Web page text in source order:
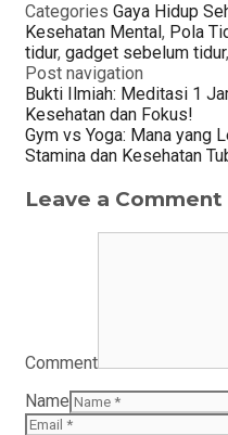
Categories Gaya Hidup
Kesehatan Mental , Pola
tidur, gadget sebelum tidur,
Post navigation
Bukti Ilmiah: Meditasi 1
Kesehatan dan Fokus!
Gym vs Yoga: Mana yang
Stamina dan Kesehatan
Leave a Comment
Comment
Name